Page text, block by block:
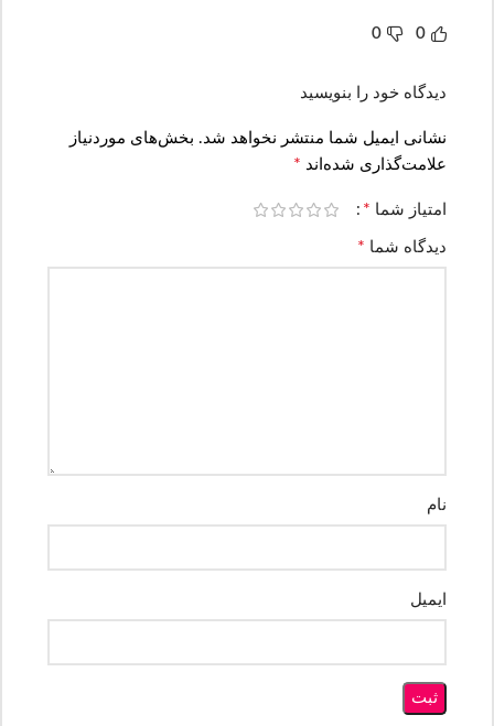
0
0
دیدگاه خود را بنویسید
نشانی ایمیل شما منتشر نخواهد شد. بخش‌های موردنیاز
علامت‌گذاری شده‌اند *
امتیاز شما *
دیدگاه شما *
نام
ایمیل